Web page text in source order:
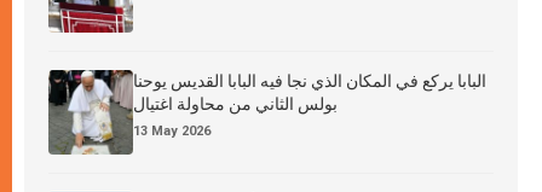
البابا يركع في المكان الذي نجا فيه البابا القديس يوحنا
بولس الثاني من محاولة اغتيال
13 May 2026